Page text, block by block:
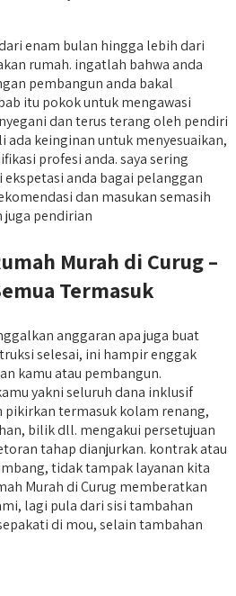
enam bulan hingga lebih dari
rumah. ingatlah bahwa anda
pembangun anda bakal
itu pokok untuk mengawasi
dan terus terang oleh pendiri
ada keinginan untuk menyesuaikan,
profesi anda. saya sering
anda bagai pelanggan
dan masukan semasih
pendirian
Murah di Curug –
Termasuk
anggaran apa juga buat
selesai, ini hampir enggak
kamu atau pembangun.
yakni seluruh dana inklusif
pikirkan termasuk kolam renang,
bilik dll. mengakui persetujuan
tahap dianjurkan. kontrak atau
tidak tampak layanan kita
Murah di Curug memberatkan
lagi pula dari sisi tambahan
di mou, selain tambahan